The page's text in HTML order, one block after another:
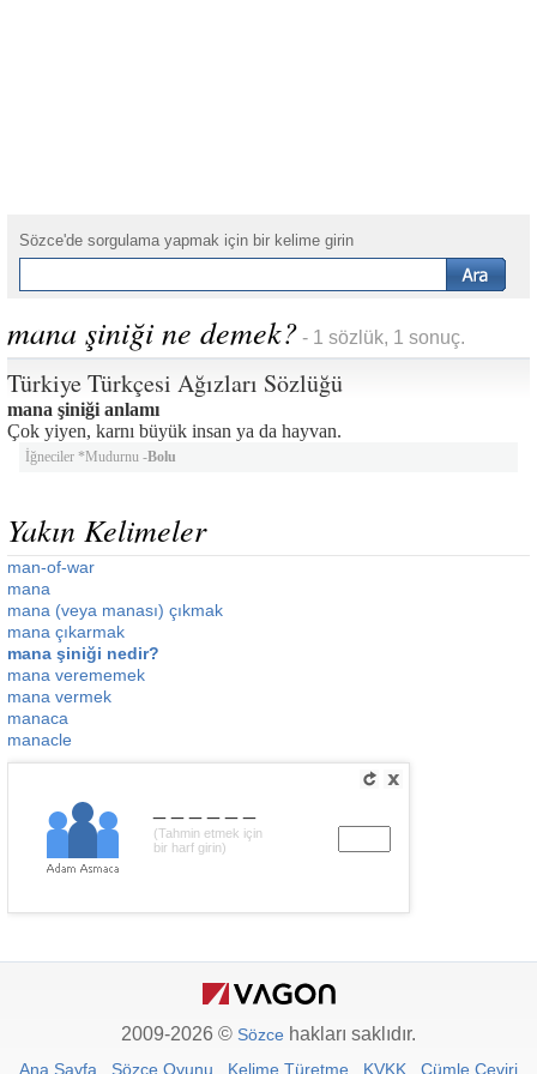
Sözce'de sorgulama yapmak için bir kelime girin
mana şiniği ne demek? - 1 sözlük, 1 sonuç.
Türkiye Türkçesi Ağızları Sözlüğü
mana şiniği anlamı
Çok yiyen, karnı büyük insan ya da hayvan.
İğneciler *Mudurnu -Bolu
Yakın Kelimeler
man-of-war
mana
mana (veya manası) çıkmak
mana çıkarmak
mana şiniği nedir?
mana verememek
mana vermek
manaca
manacle
(Tahmin etmek için
bir harf girin)
2009-2026 © Sözce hakları saklıdır.
Ana Sayfa Sözce Oyunu Kelime Türetme KVKK Cümle Çeviri